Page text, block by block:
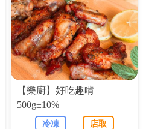
【樂廚】好吃趣啃
500g±10%
冷凍
店取